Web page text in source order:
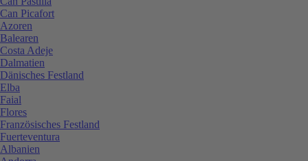
Can Picafort
Azoren
Balearen
Costa Adeje
Dalmatien
Dänisches Festland
Elba
Faial
Flores
Französisches Festland
Fuerteventura
Albanien